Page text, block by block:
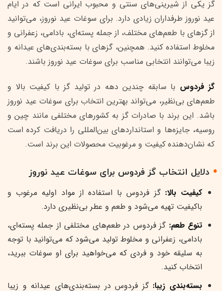
گز یکی از شیرینی‌های سنتی و محبوب ایرانی است که در ایام
عید نوروز طرفداران زیادی دارد. برای سوغات عید نوروز، می‌توانید
از گزهای با طعم‌های مختلف، از جمله پسته‌ای، بادامی، زعفرانی و
مخلوط استفاده کنید. همچنین، گزهای با بسته‌بندی‌های عیدانه و
زیبا می‌توانند انتخابی مناسب برای سوغات عید نوروز باشند.
گز فردوس با سابقه چندین دهه در تولید گز با کیفیت بالا و
طعم‌های بی‌نظیر، می‌تواند بهترین انتخاب برای سوغات عید نوروز
باشد. این برند با صادرات گز به کشورهای مختلفی مانند چین و
روسیه، جایزه‌ها و استانداردهای بین‌المللی را دریافت کرده است
که نشان‌دهنده کیفیت و مرغوبیت محصولات این برند است.
دلایل انتخاب گز فردوس برای سوغات عید نوروز
کیفیت بالا: گز فردوس با استفاده از مواد اولیه مرغوب و
باکیفیت تهیه می‌شود و طعم و عطر بی‌نظیری دارد.
تنوع طعم: گز فردوس در طعم‌های مختلفی از جمله پسته‌ای،
بادامی، زعفرانی و مخلوط تولید می‌شود که می‌توانید با توجه
به سلیقه خود و فردی که می‌خواهید برای او سوغات ببرید،
انتخاب کنید.
بسته‌بندی زیبا: گز فردوس در بسته‌بندی‌های عیدانه و زیبا